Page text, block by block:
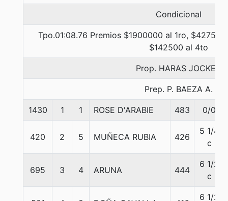
Condicional
Tpo.01:08.76 Premios $1900000 al 1ro,
$142500 al 4to
Prop. HARAS JOCKEY
Prep. P. BAEZA A.
1430 1 1 ROSE D'ARABIE 483 0/0
420 2 5 MUÑECA RUBIA 426
5 1/4
c
695 3 4 ARUNA 444
6 1/2
c
6 1/2